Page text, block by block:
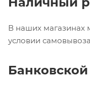
В наших магазинах
условии